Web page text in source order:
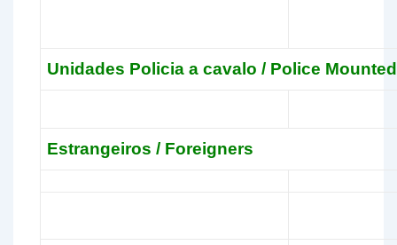
Unidades Policia a cavalo / Police
Estrangeiros / Foreigners